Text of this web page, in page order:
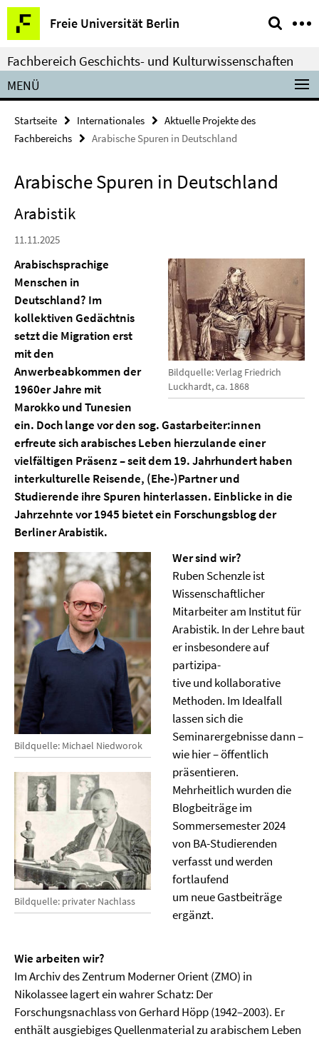
Springe
direkt
zu
Inhalt
Freie Universität Berlin
Service-
Navigation
Fachbereich Geschichts- und Kulturwissenschaften
MENÜ
Startseite Internationales
Aktuelle Projekte des
Fachbereichs
Arabische Spuren in Deutschland
Arabische Spuren in Deutschland
Arabistik
11.11.2025
Bildquelle: Verlag Friedrich
Luckhardt, ca. 1868
Arabischsprachige
Menschen in
Deutschland? Im
kollektiven Gedächtnis
setzt die Migration erst
mit den
Anwerbeabkommen der
1960er Jahre mit
Marokko und Tunesien
ein. Doch lange vor den sog. Gastarbeiter:innen
erfreute sich arabisches Leben hierzulande einer
vielfältigen Präsenz – seit dem 19. Jahrhundert haben
interkulturelle Reisende, (Ehe-)Partner und
Studierende ihre Spuren hinterlassen. Einblicke in die
Jahrzehnte vor 1945 bietet ein Forschungsblog der
Berliner Arabistik.
Bildquelle: Michael Niedworok
Bildquelle: privater Nachlass
Wer sind wir?
Ruben Schenzle ist
Wissenschaftlicher
Mitarbeiter am Institut für
Arabistik. In der Lehre baut
er insbesondere auf
partizipa-
tive und kollaborative
Methoden. Im Idealfall
lassen sich die
Seminarergebnisse dann –
wie hier – öffentlich
präsentieren.
Mehrheitlich wurden die
Blogbeiträge im
Sommersemester 2024
von BA-Studierenden
verfasst und werden
fortlaufend
um neue Gastbeiträge
ergänzt.
Wie arbeiten wir?
Im Archiv des Zentrum Moderner Orient (ZMO) in
Nikolassee lagert ein wahrer Schatz: Der
Forschungsnachlass von Gerhard Höpp (1942–2003). Er
enthält ausgiebiges Quellenmaterial zu arabischem Leben